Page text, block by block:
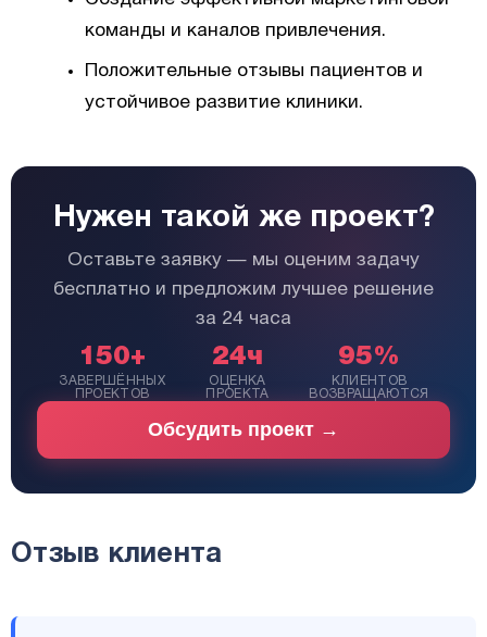
команды и каналов привлечения.
Положительные отзывы пациентов и
устойчивое развитие клиники.
Нужен такой же проект?
Оставьте заявку — мы оценим задачу
бесплатно и предложим лучшее решение
за 24 часа
150+
ЗАВЕРШЁННЫХ
ПРОЕКТОВ
24ч
ОЦЕНКА
ПРОЕКТА
95%
КЛИЕНТОВ
ВОЗВРАЩАЮТСЯ
Обсудить проект →
Отзыв клиента